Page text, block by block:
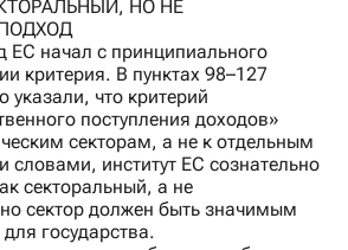
НО НЕ
ЕС начал с принципиального
критерия. В пунктах 98–127
что критерий
поступления доходов»
секторам, а не к отдельным
институт ЕС сознательно
секторальный, а не
сектор должен быть значимым
государства.